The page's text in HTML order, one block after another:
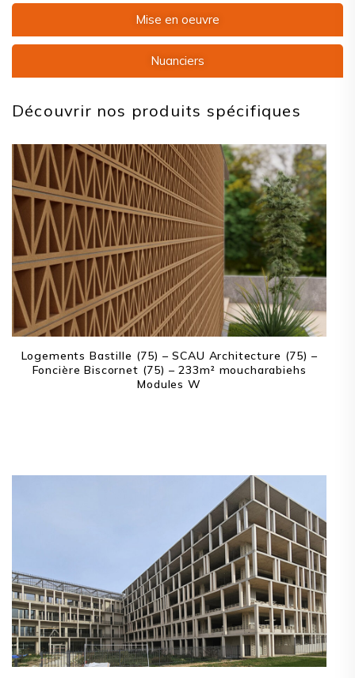
Mise en oeuvre
Nuanciers
Découvrir nos produits spécifiques
Logements Bastille (75) – SCAU Architecture (75) –
Foncière Biscornet (75) – 233m² moucharabiehs
Modules W